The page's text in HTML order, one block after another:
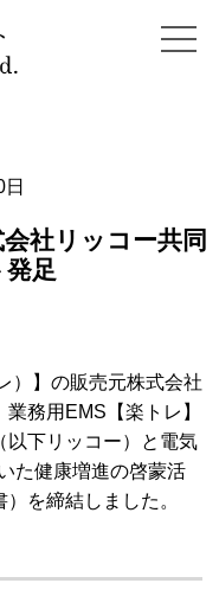
社リッコー共同
足
）】の販売元株式会社
務用EMS【楽トレ】
以下リッコー）と電気
た健康増進の啓蒙活
を締結しました。